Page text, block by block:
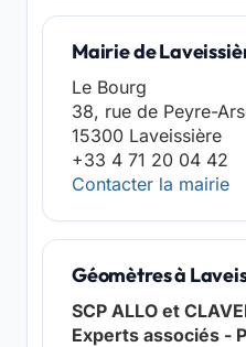
Mairie de
Le Bourg
38, rue de Peyre-
15300 Laveissière
+33 4 71 20 04 42
Contacter la mairie
Géomètres à
SCP ALLO et
Experts associés -